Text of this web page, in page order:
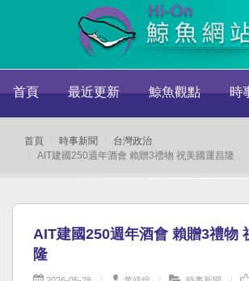
首頁 最近更新 鯨魚觀點 時
首頁 時事新聞
台灣政治
AIT建國250週年酒會 賴贈3禮物 祝美國運昌隆
AIT建國250週年酒會 賴贈3禮物
隆